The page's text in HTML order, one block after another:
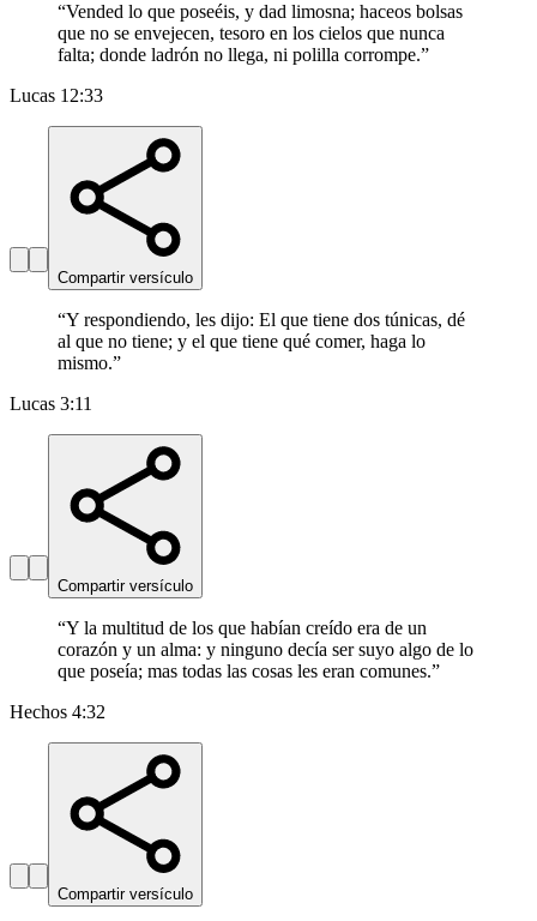
“Vended lo que poseéis, y dad limosna; haceos bolsas
que no se envejecen, tesoro en los cielos que nunca
falta; donde ladrón no llega, ni polilla corrompe.”
Lucas 12:33
Compartir versículo
“Y respondiendo, les dijo: El que tiene dos túnicas, dé
al que no tiene; y el que tiene qué comer, haga lo
mismo.”
Lucas 3:11
Compartir versículo
“Y la multitud de los que habían creído era de un
corazón y un alma: y ninguno decía ser suyo algo de lo
que poseía; mas todas las cosas les eran comunes.”
Hechos 4:32
Compartir versículo